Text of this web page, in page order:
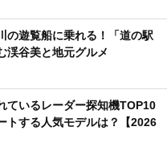
の遊覧船に乗れる！「道の駅
渓谷美と地元グルメ
ているレーダー探知機TOP10
トする人気モデルは？【2026